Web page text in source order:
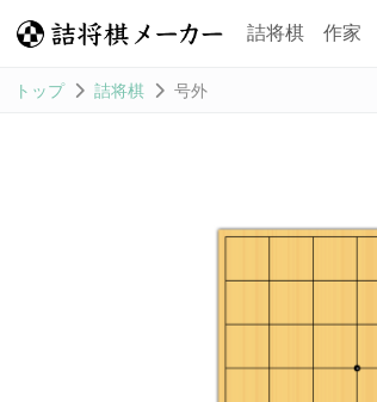
詰将棋 作家
トップ 詰将棋 号外